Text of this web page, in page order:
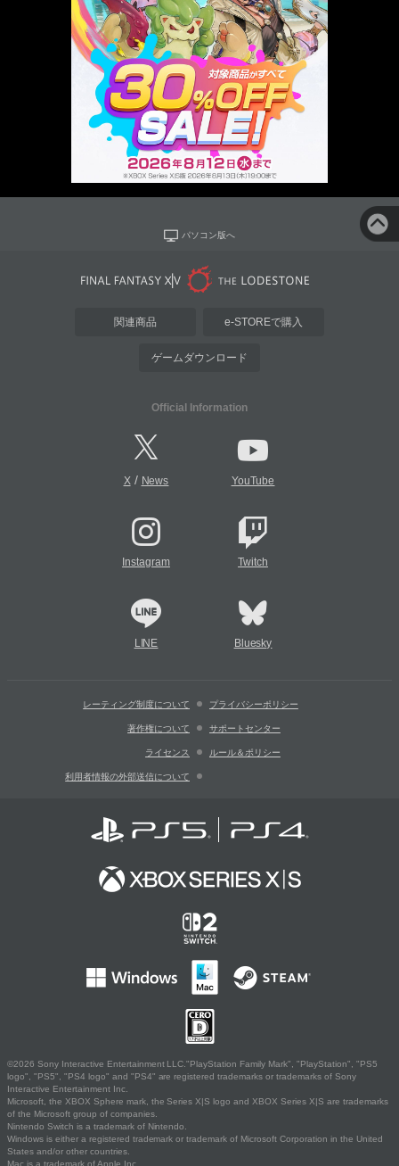
パソコン版へ
関連商品 e-STOREで購入
ゲームダウンロード
Official Information
X/ News YouTube
Instagram Twitch
LINE Bluesky
レーティング制度について プライバシーポリシー
著作権について サポートセンター
ライセンス ルール＆ポリシー
利用者情報の外部送信について
©2026 Sony Interactive Entertainment LLC."PlayStation Family Mark", "PlayStation", "PS5
logo", "PS5", "PS4 logo" and "PS4" are registered trademarks or trademarks of Sony
Interactive Entertainment Inc.
Microsoft, the XBOX Sphere mark, the Series X|S logo and XBOX Series X|S are trademarks
of the Microsoft group of companies.
Nintendo Switch is a trademark of Nintendo.
Windows is either a registered trademark or trademark of Microsoft Corporation in the United
States and/or other countries.
Mac is a trademark of Apple Inc.